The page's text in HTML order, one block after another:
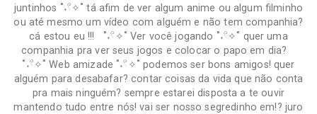
juntinhos ˚˖𓍢✧˚ tá afim de ver algum anime ou algum filminho
ou até mesmo um vídeo com alguém e não tem companhia?
cá estou eu !!! ˚˖𓍢✧˚ Ver você jogando ˚˖𓍢✧˚ quer uma
companhia pra ver seus jogos e colocar o papo em dia?
˚˖𓍢✧˚ Web amizade ˚˖𓍢✧˚ podemos ser bons amigos! quer
alguém para desabafar? contar coisas da vida que não conta
pra mais ninguém? sempre estarei disposta a te ouvir
mantendo tudo entre nós! vai ser nosso segredinho em!? juro